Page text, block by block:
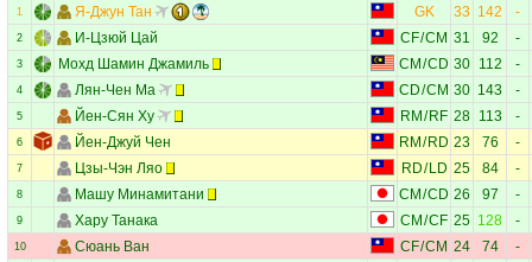
1 Я-Джун Тан GK 33 142 -
2 И-Цзюй Цай CF/CM 31 92 -
3 Мохд Шамин Джамиль CM /CD 30 112 -
4 Лян-Чен Ма CD/CM 30 143 -
5 Йен-Сян Ху RM / RF 28 113 -
6 Йен-Джуй Чен RM / RD 23 76 -
7 Цзы-Чэн Ляо RD/LD 25 84 -
8 Машу Минамитани CM /CD 26 97 -
9 Хару Танака CM /CF 25 128 -
10 Сюань Ван CF/CM 24 74 -